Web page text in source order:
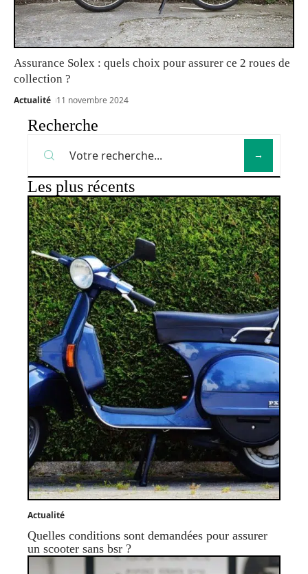
Assurance Solex : quels choix pour assurer ce 2 roues de
collection ?
Actualité 11 novembre 2024
Recherche
Les plus récents
Actualité
Quelles conditions sont demandées pour assurer
un scooter sans bsr ?